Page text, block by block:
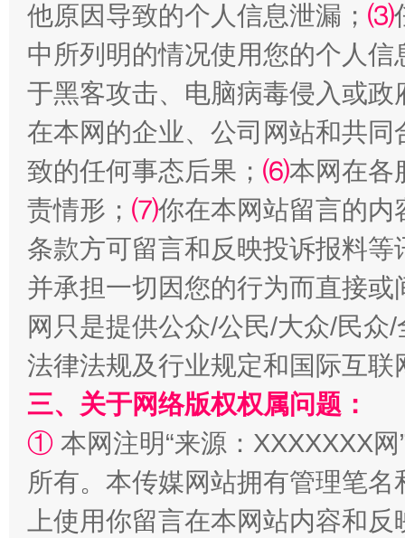
揭批美国五大"原罪" "炒
解纷+调解+退费，一次搞定
他原因导致的个人信息泄漏； ⑶
中所列明的情况使用您的个人
于黑客攻击、电脑病毒侵入或
在本网的企业、公司网站和共
致的任何事态后果； ⑹本网在各
责情形； ⑺你在本网站留言的内
条款方可留言和反映投诉报料
并承担一切因您的行为而直接
网只是提供公众/公民/大众/民
法律法规及行业规定和国际互
三、关于网络版权权属问题：
① 本网注明“来源：XXXXXXX
所有。本传媒网站拥有管理笔
上使用你留言在本网站内容和